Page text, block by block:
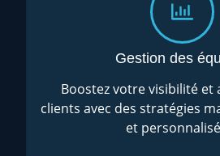
Gestion des
Boostez votre visibilité et
clients avec des stratégies
et